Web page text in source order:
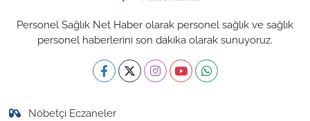
Personel Sağlık Net Haber olarak personel sağlık ve sağlık
personel haberlerini son dakika olarak sunuyoruz.
Nöbetçi Eczaneler